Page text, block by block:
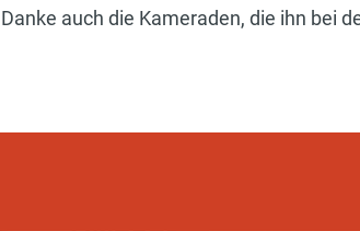
Danke auch die Kameraden, die ihn bei